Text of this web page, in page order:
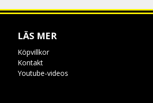
LÄS MER
Köpvillkor
Kontakt
Youtube-videos